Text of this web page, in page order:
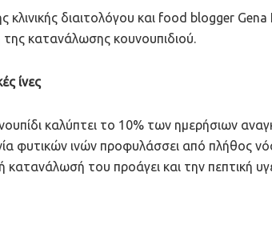
κλινικής διαιτολόγου και food blogger
κατανάλωσης κουνουπιδιού.
ίνες
καλύπτει το 10% των ημερήσιων
φυτικών ινών προφυλάσσει από πλήθος
κατανάλωσή του προάγει και την πεπτική